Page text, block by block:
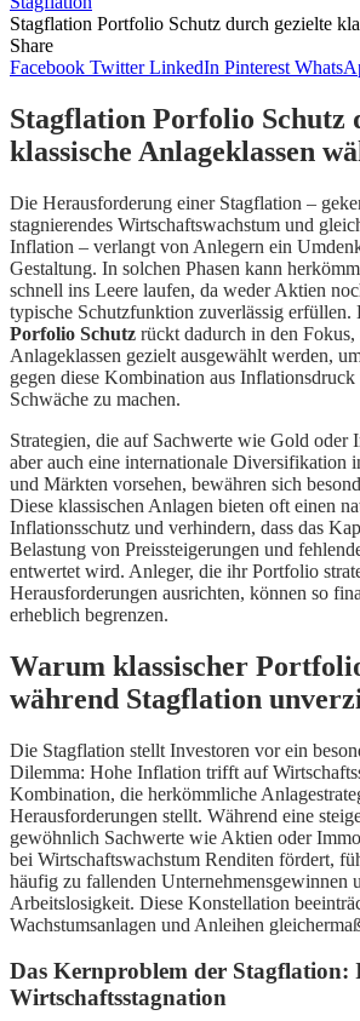
Stagflation Portfolio Schutz durch gezielte
Share
Facebook Twitter LinkedIn Pinterest
Stagflation Porfolio Schutz
klassische Anlageklassen
Die Herausforderung einer Stagflation –
stagnierendes Wirtschaftswachstum und
Inflation – verlangt von Anlegern ein
Gestaltung. In solchen Phasen kann
schnell ins Leere laufen, da weder Aktien
typische Schutzfunktion zuverlässig erfüllen.
Porfolio Schutz rückt dadurch in den Fokus,
Anlageklassen gezielt ausgewählt werden,
gegen diese Kombination aus
Schwäche zu machen.
Strategien, die auf Sachwerte wie Gold oder
aber auch eine internationale Diversifikation
und Märkten vorsehen, bewähren sich
Diese klassischen Anlagen bieten oft einen
Inflationsschutz und verhindern, dass das
Belastung von Preissteigerungen und
entwertet wird. Anleger, die ihr Portfolio
Herausforderungen ausrichten, können so
erheblich begrenzen.
Warum klassischer
während Stagflation
Die Stagflation stellt Investoren vor ein
Dilemma: Hohe Inflation trifft auf
Kombination, die herkömmliche
Herausforderungen stellt. Während eine
gewöhnlich Sachwerte wie Aktien oder
bei Wirtschaftswachstum Renditen fördert,
häufig zu fallenden Unternehmensgewinnen
Arbeitslosigkeit. Diese Konstellation
Wachstumsanlagen und Anleihen
Das Kernproblem der Stagflation:
Wirtschaftsstagnation